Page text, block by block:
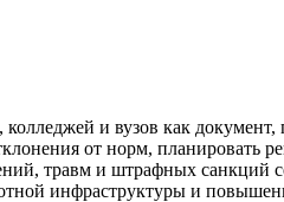
и вузов как
от норм, планировать
травм и штрафных санкций
инфраструктуры и